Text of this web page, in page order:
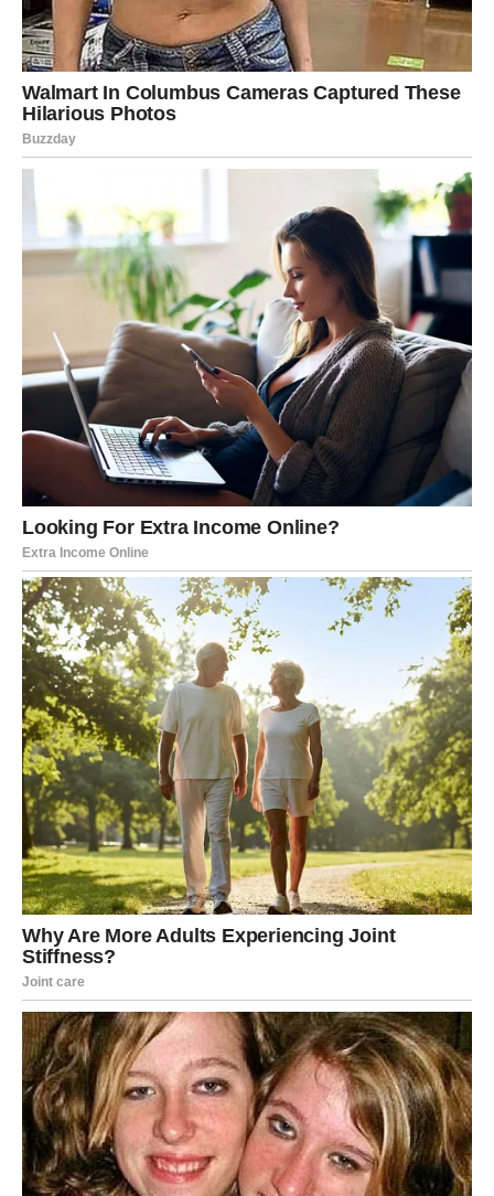
ljude ili da ćete provoditi više vremena u društvu
prijatelja. Neki susreti mogu doneti zanimljive ideje ili
prilike koje će vam koristiti u budućnosti.
Važno je da ostanete otvoreni za nova poznanstva.
Unutrašnja snaga Lava
Iako Lavovi deluju snažno i samouvereno, i oni ponekad
imaju trenutke sumnje. Međutim, njihova najveća snaga je
sposobnost da se ponovo podignu i nastave dalje.
Naredni dani mogu biti trenutak u kojem Lav shvata koliko
je zapravo daleko stigao i koliko su ga iskustva učinila
jačim.
Možda ćete doneti odluku koja će promeniti pravac nekog
dela vašeg života. Možda ćete shvatiti da je vreme da se
fokusirate na ono što vam zaista donosi sreću.
Poruka zvezda za Lavove
Zvezde vam u narednim danima šalju važnu poruku:
Verujte u svoju snagu.
Vi imate sposobnost da inspirišete ljude, da pokrenete
stvari i da ostvarite ciljeve koje ste sebi postavili.
Ponekad je potrebno samo malo strpljenja da se pojave
prave prilike.
Ako se pojavi šansa koja vas uzbuđuje, nemojte je
ignorisati. Upravo takve prilike često vode ka velikim
promenama.